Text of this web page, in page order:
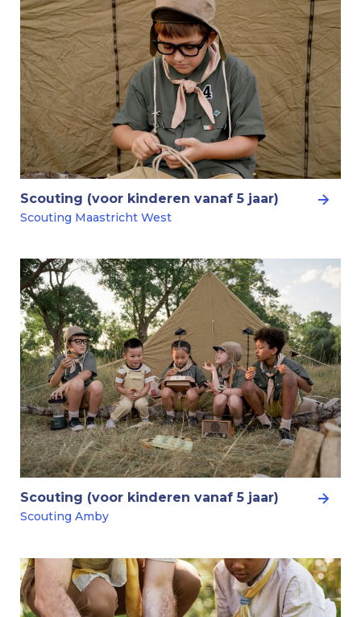
Scouting (voor kinderen vanaf 5 jaar)
Scouting Maastricht West
Scouting (voor kinderen vanaf 5 jaar)
Scouting Amby